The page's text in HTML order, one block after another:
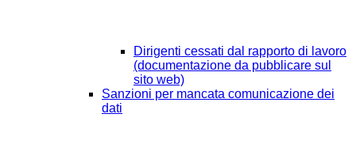
Dirigenti cessati dal rapporto di lavoro
(documentazione da pubblicare sul
sito web)
Sanzioni per mancata comunicazione dei
dati